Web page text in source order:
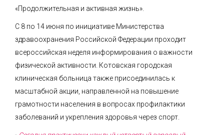
«Продолжительная и активная жизнь».
С 8 по 14 июня по инициативе Министерства
здравоохранения Российской Федерации проходит
всероссийская неделя информирования о важности
физической активности. Котовская городская
клиническая больница также присоединилась к
масштабной акции, направленной на повышение
грамотности населения в вопросах профилактики
заболеваний и укрепления здоровья через спорт.